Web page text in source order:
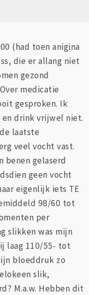
(had toen anigina
die er allang niet
gezond
medicatie
gesproken. Ik
drink vrijwel niet.
laatste
veel vocht vast.
benen gelaserd
geen vocht
eigenlijk iets TE
98/60 tot
per
slikken was mijn
laag 110/55- tot
bloeddruk zo
slik,
M.a.w. Hebben dit